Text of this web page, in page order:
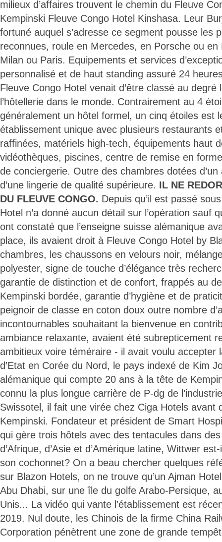
milieux d’affaires trouvent le chemin du Fleuve
Kempinski Fleuve Congo Hotel Kinshasa. Leur
fortuné auquel s’adresse ce segment pousse les
reconnues, roule en Mercedes, en Porsche ou en
Milan ou Paris. Equipements et services
personnalisé et de haut standing assuré 24
Fleuve Congo Hotel venait d’être classé au degré
l’hôtellerie dans le monde. Contrairement au 4
généralement un hôtel formel, un cinq étoiles est
établissement unique avec plusieurs restaurants
raffinées, matériels high-tech, équipements haut
vidéothèques, piscines, centre de remise en
de conciergerie. Outre des chambres dotées
d’une lingerie de qualité supérieure. IL NE
DU FLEUVE CONGO. Depuis qu’il est passé
Hotel n’a donné aucun détail sur l’opération sauf
ont constaté que l’enseigne suisse alémanique
place, ils avaient droit à Fleuve Congo Hotel by
chambres, les chaussons en velours noir,
polyester, signe de touche d’élégance très
garantie de distinction et de confort, frappés au
Kempinski bordée, garantie d’hygiène et de
peignoir de classe en coton doux outre nombre
incontournables souhaitant la bienvenue en
ambiance relaxante, avaient été subrepticement
ambitieux voire téméraire - il avait voulu accepter
d’Etat en Corée du Nord, le pays indexé de Kim
alémanique qui compte 20 ans à la tête de
connu la plus longue carrière de P-dg de
Swissotel, il fait une virée chez Ciga Hotels avant
Kempinski. Fondateur et président de Smart
qui gère trois hôtels avec des tentacules dans
d’Afrique, d’Asie et d’Amérique latine, Wittwer
son cochonnet? On a beau chercher quelques
sur Blazon Hotels, on ne trouve qu’un Ajman
Abu Dhabi, sur une île du golfe Arabo-Persique,
Unis... La vidéo qui vante l’établissement est
2019. Nul doute, les Chinois de la firme China
Corporation pénètrent une zone de grande